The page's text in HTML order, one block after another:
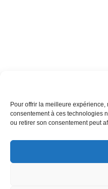
Pour offrir la meilleure
consentement à ces technologies
ou retirer son consentement peut